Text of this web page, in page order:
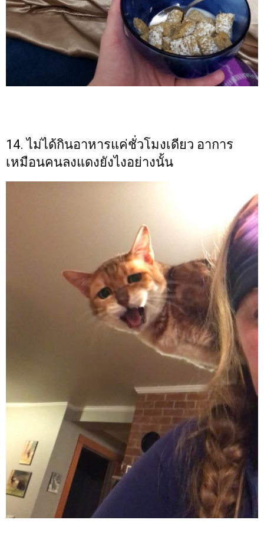
14. ไม่ได้กินอาหารแค่ชั่วโมงเดียว อาการ
เหมือนคนลงแดงยังไงอย่างนั้น